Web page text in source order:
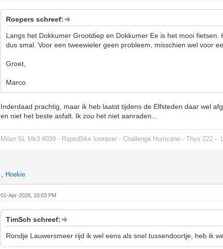
Roepers schreef:
Langs het Dokkumer Grootdiep en Dokkumer Ee is het mooi fietsen.
dus smal. Voor een tweewieler geen probleem, misschien wel voor
Groet,
Marco
Inderdaad prachtig, maar ik heb laatst tijdens de Elfsteden daar wel
en niet het beste asfalt. Ik zou het niet aanraden...
Milan SL Mk3 #039 - RaptoBike lowracer - Challenge Hurricane - Thys 222 -
, Hoekie
01-Apr-2026, 10:03 PM
TimSch schreef:
Rondje Lauwersmeer rijd ik wel eens als snel tussendoortje, heb ik